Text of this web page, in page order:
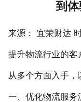
到
来源： 宜荣财达
提升物流行业的客
从多个方面入手，
一、优化物流服务